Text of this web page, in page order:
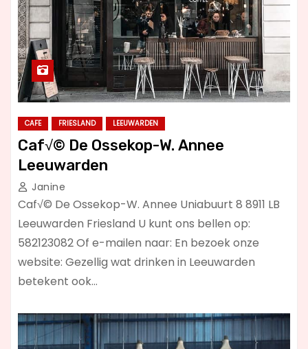
CAFE FRIESLAND LEEUWARDEN
Caf√© De Ossekop-W. Annee
Leeuwarden
Janine
Caf√© De Ossekop-W. Annee Uniabuurt 8 8911 LB
Leeuwarden Friesland U kunt ons bellen op:
582123082 Of e-mailen naar: En bezoek onze
website: Gezellig wat drinken in Leeuwarden
betekent ook…